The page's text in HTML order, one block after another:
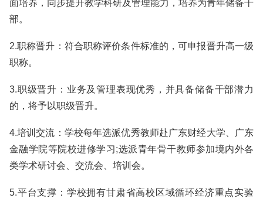
面培养，同步提升教学科研及管理能力，培养为青年储备干
部。
2.职称晋升：符合职称评价条件标准的，可申报晋升高一级
职称。
3.职级晋升：业务及管理表现优秀，并具备储备干部潜力
的，将予以职级晋升。
4.培训交流：学校每年选派优秀教师赴广东财经大学、广东
金融学院等院校进修学习;选派青年骨干教师参加境内外各
类学术研讨会、交流会、培训会。
5.平台支撑：学校拥有甘肃省高校区域循环经济重点实验